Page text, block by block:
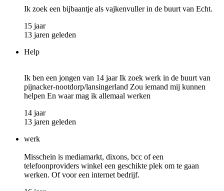
Ik zoek een bijbaantje als vajkenvuller in de buurt van Echt.
15 jaar
13 jaren geleden
Help
Ik ben een jongen van 14 jaar Ik zoek werk in de buurt van
pijnacker-nootdorp/lansingerland Zou iemand mij kunnen
helpen En waar mag ik allemaal werken
14 jaar
13 jaren geleden
werk
Misschein is mediamarkt, dixons, bcc of een
telefoonproviders winkel een geschikte plek om te gaan
werken. Of voor een internet bedrijf.